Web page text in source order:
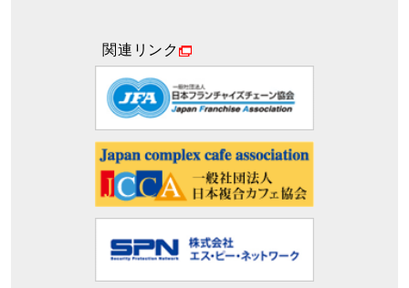
関連リンク